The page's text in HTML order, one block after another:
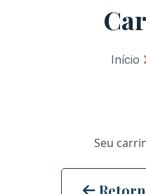
Início
Seu